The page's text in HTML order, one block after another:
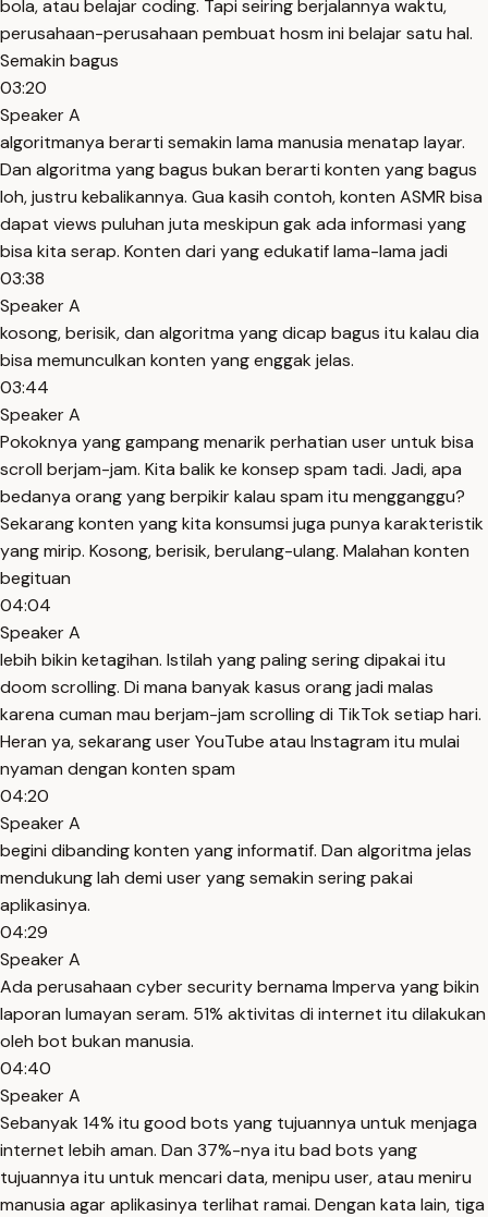
bola, atau belajar coding. Tapi seiring berjalannya waktu,
perusahaan-perusahaan pembuat hosm ini belajar satu hal.
Semakin bagus
03:20
Speaker A
algoritmanya berarti semakin lama manusia menatap layar.
Dan algoritma yang bagus bukan berarti konten yang bagus
loh, justru kebalikannya. Gua kasih contoh, konten ASMR bisa
dapat views puluhan juta meskipun gak ada informasi yang
bisa kita serap. Konten dari yang edukatif lama-lama jadi
03:38
Speaker A
kosong, berisik, dan algoritma yang dicap bagus itu kalau dia
bisa memunculkan konten yang enggak jelas.
03:44
Speaker A
Pokoknya yang gampang menarik perhatian user untuk bisa
scroll berjam-jam. Kita balik ke konsep spam tadi. Jadi, apa
bedanya orang yang berpikir kalau spam itu mengganggu?
Sekarang konten yang kita konsumsi juga punya karakteristik
yang mirip. Kosong, berisik, berulang-ulang. Malahan konten
begituan
04:04
Speaker A
lebih bikin ketagihan. Istilah yang paling sering dipakai itu
doom scrolling. Di mana banyak kasus orang jadi malas
karena cuman mau berjam-jam scrolling di TikTok setiap hari.
Heran ya, sekarang user YouTube atau Instagram itu mulai
nyaman dengan konten spam
04:20
Speaker A
begini dibanding konten yang informatif. Dan algoritma jelas
mendukung lah demi user yang semakin sering pakai
aplikasinya.
04:29
Speaker A
Ada perusahaan cyber security bernama Imperva yang bikin
laporan lumayan seram. 51% aktivitas di internet itu dilakukan
oleh bot bukan manusia.
04:40
Speaker A
Sebanyak 14% itu good bots yang tujuannya untuk menjaga
internet lebih aman. Dan 37%-nya itu bad bots yang
tujuannya itu untuk mencari data, menipu user, atau meniru
manusia agar aplikasinya terlihat ramai. Dengan kata lain, tiga